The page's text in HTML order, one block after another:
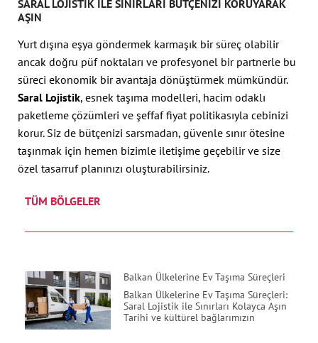
SARAL LOJISTIK ILE SINIRLARI BÜTÇENIZI KORUYARAK
AŞIN
Yurt dışına eşya göndermek karmaşık bir süreç olabilir
ancak doğru püf noktaları ve profesyonel bir partnerle bu
süreci ekonomik bir avantaja dönüştürmek mümkündür.
Saral Lojistik, esnek taşıma modelleri, hacim odaklı
paketleme çözümleri ve şeffaf fiyat politikasıyla cebinizi
korur. Siz de bütçenizi sarsmadan, güvenle sınır ötesine
taşınmak için hemen bizimle iletişime geçebilir ve size
özel tasarruf planınızı oluşturabilirsiniz.
TÜM BÖLGELER
Balkan Ülkelerine Ev Taşıma Süreçleri
Balkan Ülkelerine Ev Taşıma Süreçleri:
Saral Lojistik ile Sınırları Kolayca Aşın
Tarihi ve kültürel bağlarımızın